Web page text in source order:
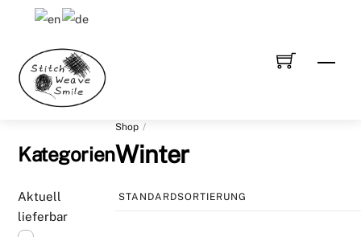
content
Shop
Winter
Kategorien
Aktuell
lieferbar